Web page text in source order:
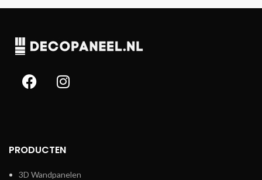
PRODUCTEN
3D Wandpanelen